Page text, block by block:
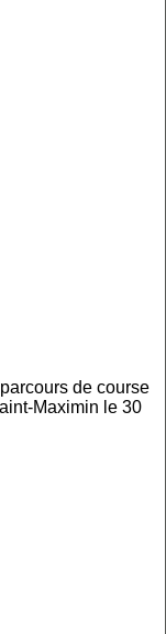
de course
Maximin le 30